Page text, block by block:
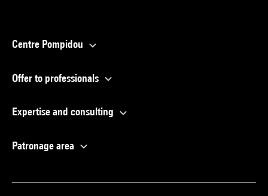
Centre Pompidou
Offer to professionals
Expertise and consulting
Patronage area